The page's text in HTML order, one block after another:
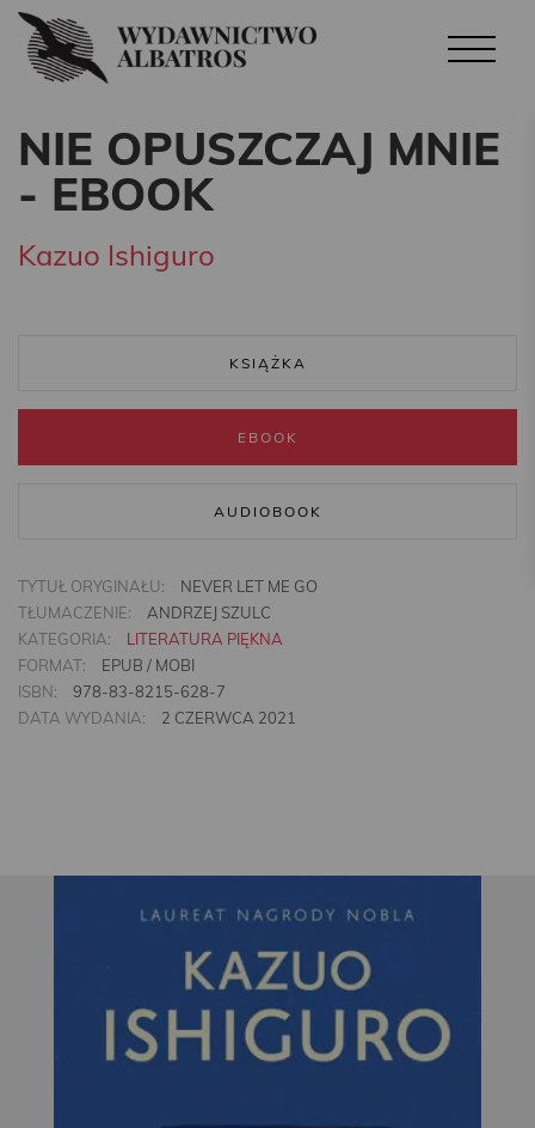
NIE OPUSZCZAJ MNIE
- EBOOK
Kazuo Ishiguro
KSIĄŻKA
EBOOK
AUDIOBOOK
TYTUŁ ORYGINAŁU:
NEVER LET ME GO
TŁUMACZENIE:
ANDRZEJ SZULC
KATEGORIA:
LITERATURA PIĘKNA
FORMAT:
EPUB / MOBI
ISBN:
978-83-8215-628-7
DATA WYDANIA:
2 CZERWCA 2021